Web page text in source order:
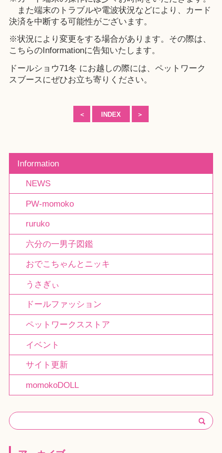
また端末のトラブルや電波状況などにより、カード
決済を中断する可能性がございます。
※状況により変更をする場合があります。その際は、
こちらのInformationに告知いたします。
ドールショウ71冬 にお越しの際には、ペットワーク
スブースにぜひお立ち寄りください。
＜ INDEX ＞
Information
NEWS
PW-momoko
ruruko
六分の一男子図鑑
おでこちゃんとニッキ
うさぎぃ
ドールファッション
ペットワークスストア
イベント
サイト更新
momokoDOLL